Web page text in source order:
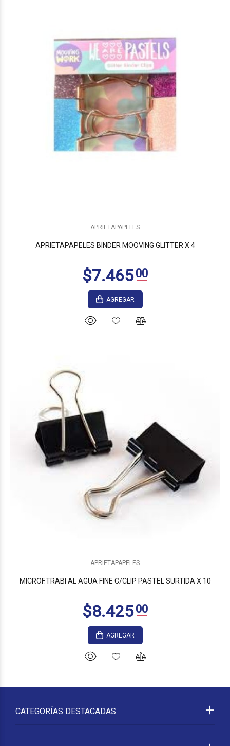
APRIETAPAPELES
APRIETAPAPELES BINDER MOOVING GLITTER X 4
AGREGAR
APRIETAPAPELES
MICROF.TRABI AL AGUA FINE C/CLIP PASTEL SURTIDA X 10
AGREGAR
CATEGORÍAS DESTACADAS